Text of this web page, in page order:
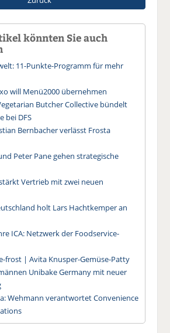
könnten Sie auch
11-Punkte-Programm für mehr
will Menü2000 übernehmen
Butcher Collective bündelt
bei DFS
Bernbacher verlässt Frosta
Peter Pane gehen strategische
Vertrieb mit zwei neuen
holt Lars Hachtkemper an
ICA: Netzwerk der Foodservice-
frost | Avita Knusper-Gemüse-Patty
Unibake Germany mit neuer
Wehmann verantwortet Convenience